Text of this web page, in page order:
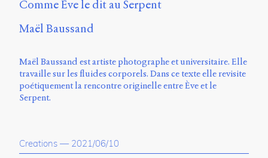
Comme Ève le dit au Serpent
Maël Baussand
Maël Baussand est artiste photographe et universitaire. Elle
travaille sur les fluides corporels. Dans ce texte elle revisite
poétiquement la rencontre originelle entre Ève et le
Serpent.
Creations — 2021/06/10